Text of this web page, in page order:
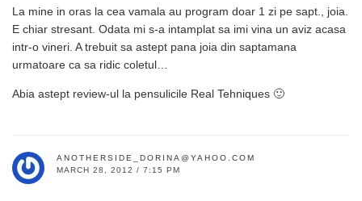
La mine in oras la cea vamala au program doar 1 zi pe sapt., joia.
E chiar stresant. Odata mi s-a intamplat sa imi vina un aviz acasa
intr-o vineri. A trebuit sa astept pana joia din saptamana
urmatoare ca sa ridic coletul…
Abia astept review-ul la pensulicile Real Tehniques 🙂
ANOTHERSIDE_DORINA@YAHOO.COM
MARCH 28, 2012 / 7:15 PM